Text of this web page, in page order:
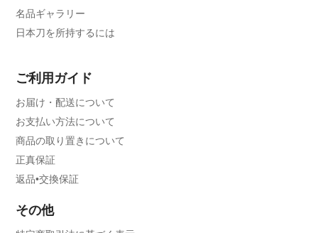
名品ギャラリー
日本刀を所持するには
ご利用ガイド
お届け・配送について
お支払い方法について
商品の取り置きについて
正真保証
返品•交換保証
その他